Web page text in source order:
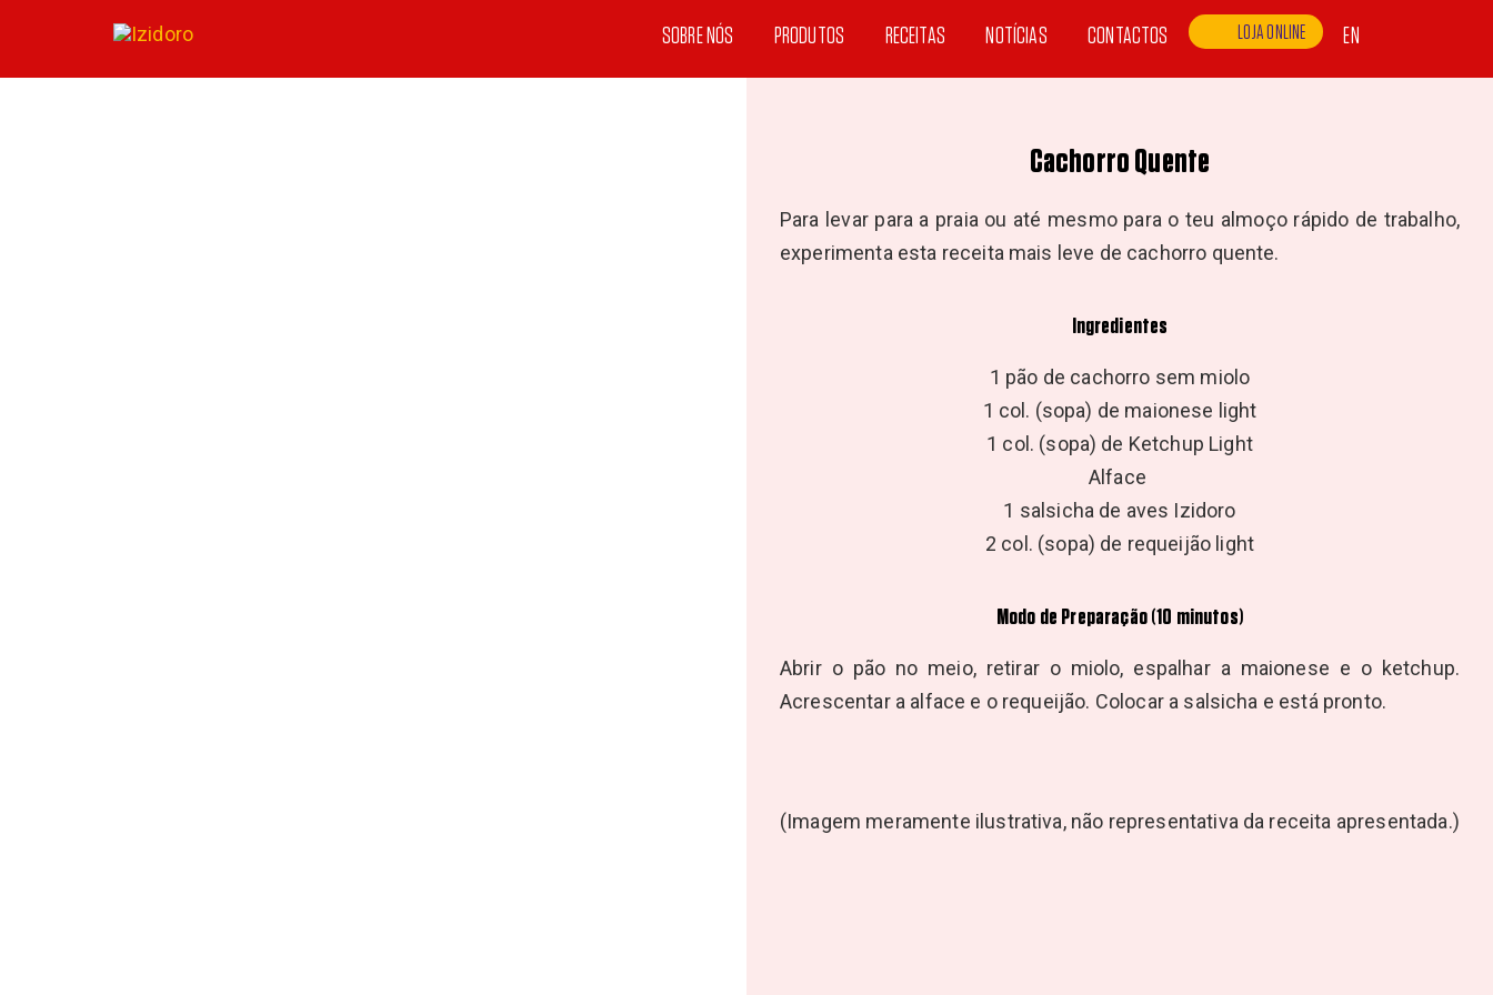
SOBRE NÓS PRODUTOS RECEITAS NOTÍCIAS CONTACTOS LOJA ONLINE EN
Cachorro Quente
Para levar para a praia ou até mesmo para o teu almoço rápido de trabalho,
experimenta esta receita mais leve de cachorro quente.
Ingredientes
1 pão de cachorro sem miolo
1 col. (sopa) de maionese light
1 col. (sopa) de Ketchup Light
Alface
1 salsicha de aves Izidoro
2 col. (sopa) de requeijão light
Modo de Preparação (10 minutos)
Abrir o pão no meio, retirar o miolo, espalhar a maionese e o ketchup.
Acrescentar a alface e o requeijão. Colocar a salsicha e está pronto.
(Imagem meramente ilustrativa, não representativa da receita apresentada.)